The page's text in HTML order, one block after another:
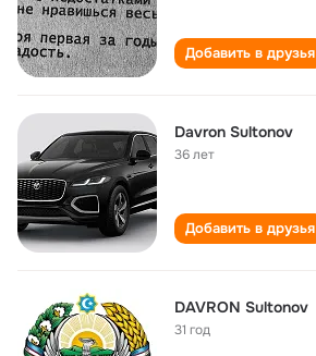
Добавить в друзья
Davron Sultonov
36 лет
Добавить в друзья
DAVRON Sultonov
31 год